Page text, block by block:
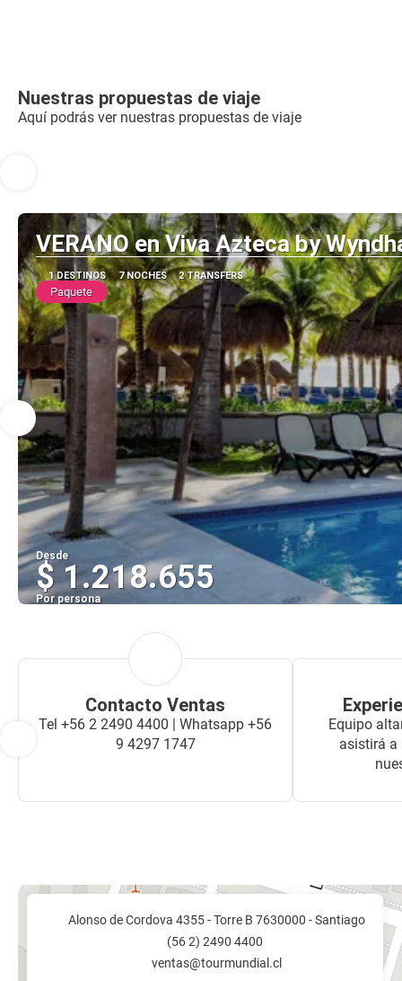
Nuestras propuestas de viaje
Aquí podrás ver nuestras propuestas de viaje
VERANO en Viva Azteca by
1 DESTINOS 7 NOCHES 2 TRANSFERS
Paquete
Desde
$ 1.218.655
Por persona
Contacto Ventas
Tel +56 2 2490 4400 | Whatsapp +56
9 4297 1747
Equipo
asistirá a
Alonso de Cordova 4355 - Torre B 7630000 - Santiago
(56 2) 2490 4400
ventas@tourmundial.cl